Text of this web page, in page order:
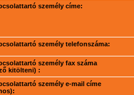
személy címe:
személy telefonszáma:
személy fax száma
kitölteni) :
személy e-mail címe